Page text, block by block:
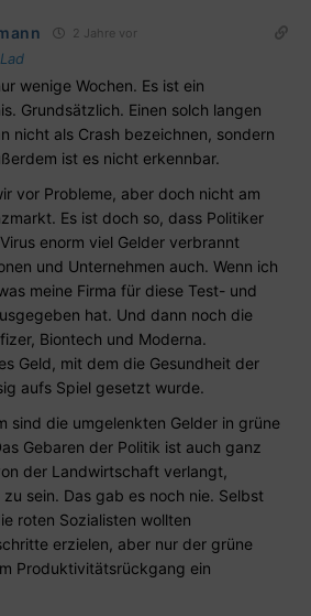
2 Jahre vor
Lad
wenige Wochen. Es ist ein
Grundsätzlich. Einen solch langen
nicht als Crash bezeichnen, sondern
ist es nicht erkennbar.
vor Probleme, aber doch nicht am
Es ist doch so, dass Politiker
enorm viel Gelder verbrannt
und Unternehmen auch. Wenn ich
meine Firma für diese Test- und
hat. Und dann noch die
Biontech und Moderna.
Geld, mit dem die Gesundheit der
aufs Spiel gesetzt wurde.
sind die umgelenkten Gelder in grüne
Gebaren der Politik ist auch ganz
der Landwirtschaft verlangt,
sein. Das gab es noch nie. Selbst
roten Sozialisten wollten
erzielen, aber nur der grüne
Produktivitätsrückgang ein